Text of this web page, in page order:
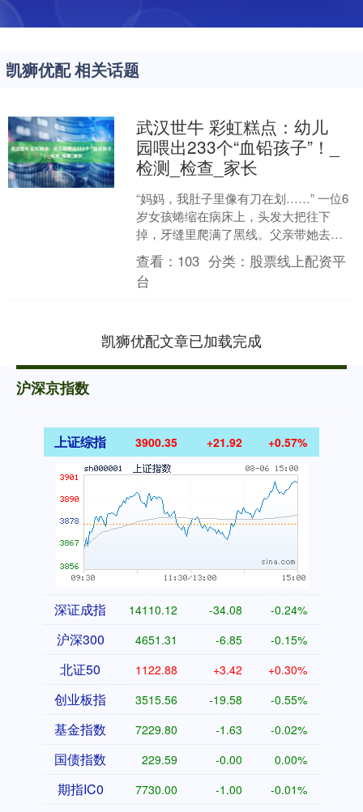
凯狮优配 相关话题
武汉世牛 彩虹糕点：幼儿
园喂出233个“血铅孩子”！_
检测_检查_家长
“妈妈，我肚子里像有刀在划……” 一位6
岁女孩蜷缩在病床上，头发大把往下
掉，牙缝里爬满了黑线。父亲带她去医
院时，还以为只是普通的肠胃不舒服。
血铅值284.9微....
查看： 103 分类： 股票线上配资平
台
凯狮优配文章已加载完成
沪深京指数
上证综指 3900.35 +21.92 +0.57%
深证成指 14110.12 -34.08 -0.24%
沪深300 4651.31 -6.85 -0.15%
北证50 1122.88 +3.42 +0.30%
创业板指 3515.56 -19.58 -0.55%
基金指数 7229.80 -1.63 -0.02%
国债指数 229.59 -0.00 0.00%
期指IC0 7730.00 -1.00 -0.01%